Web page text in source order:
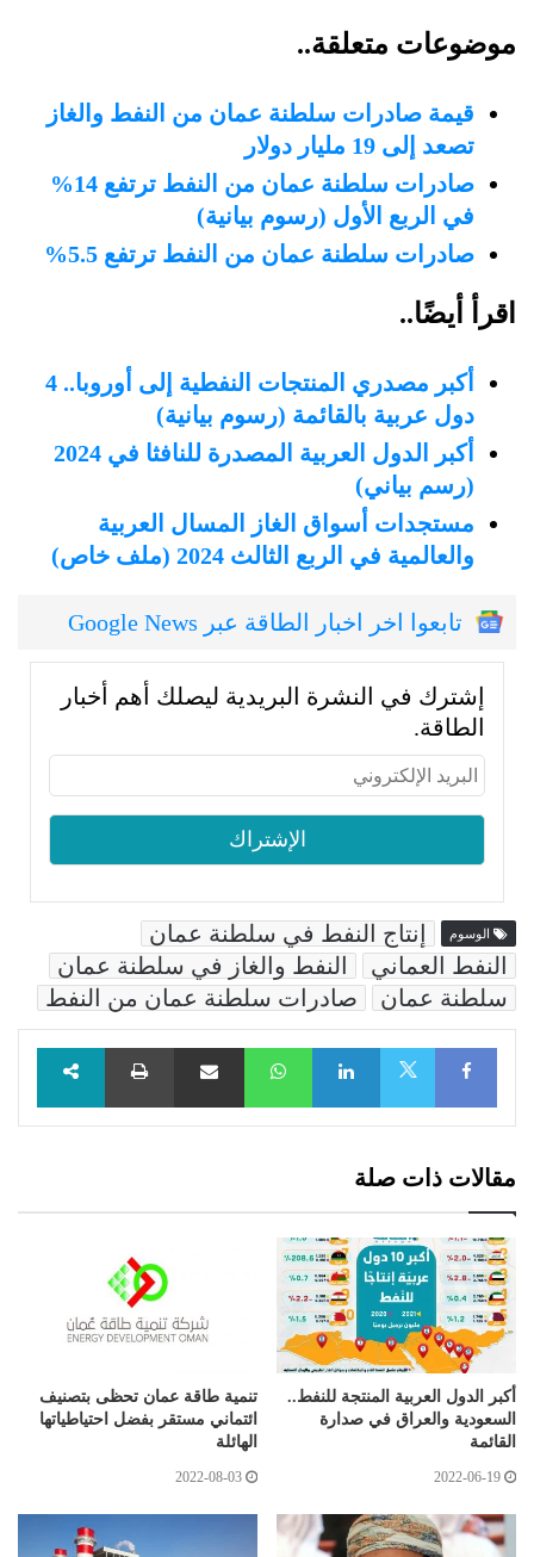
موضوعات متعلقة..
قيمة صادرات سلطنة عمان من النفط والغاز
تصعد إلى 19 مليار دولار
صادرات سلطنة عمان من النفط ترتفع 14%
في الربع الأول (رسوم بيانية)
صادرات سلطنة عمان من النفط ترتفع 5.5%
اقرأ أيضًا..
أكبر مصدري المنتجات النفطية إلى أوروبا.. 4
دول عربية بالقائمة (رسوم بيانية)
أكبر الدول العربية المصدرة للنافثا في 2024
(رسم بياني)
مستجدات أسواق الغاز المسال العربية
والعالمية في الربع الثالث 2024 (ملف خاص)
تابعوا اخر اخبار الطاقة عبر Google News
إشترك في النشرة البريدية ليصلك أهم أخبار
الطاقة.
الوسوم
إنتاج النفط في سلطنة عمان
النفط العماني
النفط والغاز في سلطنة عمان
سلطنة عمان
صادرات سلطنة عمان من النفط
Facebook
LinkedIn
WhatsAppمشاركة عبر البريد طباعة
مقالات ذات صلة
أكبر الدول العربية المنتجة للنفط..
السعودية والعراق في صدارة
القائمة
2022-06-19
تنمية طاقة عمان تحظى بتصنيف
ائتماني مستقر بفضل احتياطياتها
الهائلة
2022-08-03